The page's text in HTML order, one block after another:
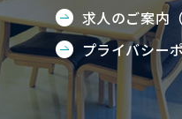
求人のご案内
プライバシー